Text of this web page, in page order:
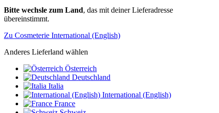
Bitte wechsle zum Land, das mit deiner Lieferadresse
übereinstimmt.
Zu Cosmeterie International (English)
Anderes Lieferland wählen
Österreich
Deutschland
Italia
International (English)
France